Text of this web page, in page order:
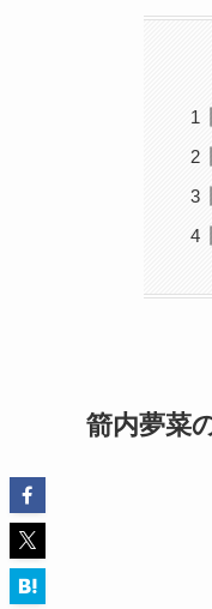
箭内夢菜